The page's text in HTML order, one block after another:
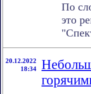
По
это
20.12.2022
18:34